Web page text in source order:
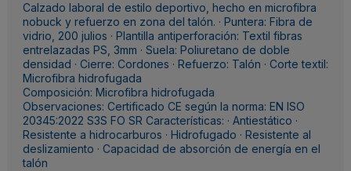
Calzado laboral de estilo deportivo, hecho en microfibra
nobuck y refuerzo en zona del talón. · Puntera: Fibra de
vidrio, 200 julios · Plantilla antiperforación: Textil fibras
entrelazadas PS, 3mm · Suela: Poliuretano de doble
densidad · Cierre: Cordones · Refuerzo: Talón · Corte textil:
Microfibra hidrofugada
Composición: Microfibra hidrofugada
Observaciones: Certificado CE según la norma: EN ISO
20345:2022 S3S FO SR Características: · Antiestático ·
Resistente a hidrocarburos · Hidrofugado · Resistente al
deslizamiento · Capacidad de absorción de energía en el
talón